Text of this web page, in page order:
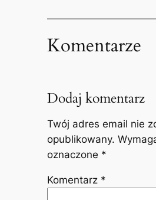
Komentarze
Dodaj komentarz
Twój adres email nie
opublikowany.
oznaczone *
Komentarz *